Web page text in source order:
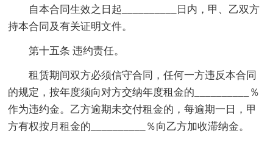
自本合同生效之日起__________日内，甲、乙双方
持本合同及有关证明文件。
第十五条 违约责任。
租赁期间双方必须信守合同，任何一方违反本合同
的规定，按年度须向对方交纳年度租金的__________％
作为违约金。乙方逾期未交付租金的，每逾期一日，甲
方有权按月租金的__________％向乙方加收滞纳金。